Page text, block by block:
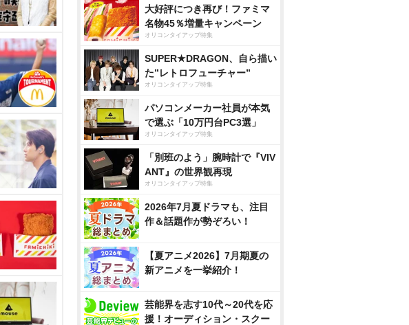
大好評につき再び！ファミマ
名物45％増量キャンペーン
オリコンタイアップ特集
SUPER★DRAGON、自ら描い
た”レトロフューチャー”
オリコンタイアップ特集
パソコンメーカー社員が本気
で選ぶ「10万円台PC3選」
オリコンタイアップ特集
「別班のよう」腕時計で『VIV
ANT』の世界観再現
オリコンタイアップ特集
2026年7月夏ドラマも、注目
作＆話題作が勢ぞろい！
【夏アニメ2026】7月期夏の
新アニメを一挙紹介！
芸能界を志す10代～20代を応
援！オーディション・スクー